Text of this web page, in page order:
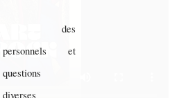
des
personnels et
questions
diverses